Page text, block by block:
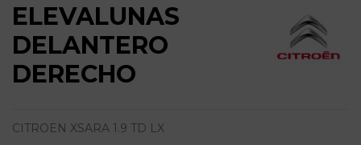
ELEVALUNAS
DELANTERO
DERECHO
CITROEN XSARA 1.9 TD LX